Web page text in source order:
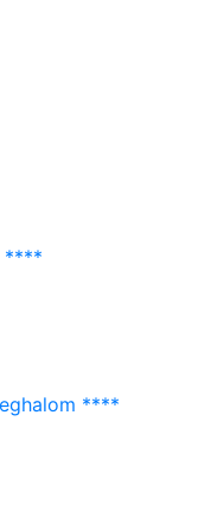
****
****